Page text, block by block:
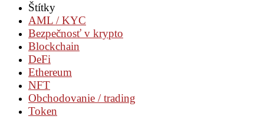
Štítky
AML / KYC
Bezpečnosť v krypto
Blockchain
DeFi
Ethereum
NFT
Obchodovanie / trading
Token